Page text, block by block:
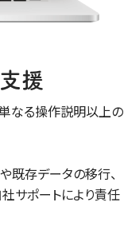
援
なる操作説明以上の
既存データの移行、
サポートにより責任